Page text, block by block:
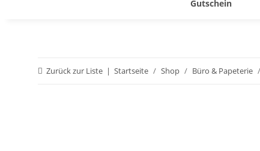
Gutschein
Zurück zur Liste Startseite Shop Büro & Papeterie